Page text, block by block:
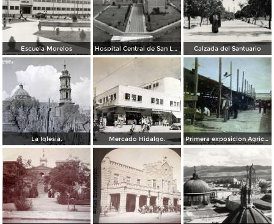
Escuela Morelos Hospital Central de San Luis Potosí Calzada del Santuario
La Iglesia. Mercado Hidalgo. Primera exposicion Agricola e Industria en San Luis Potosi 15 de Septiembrede1906